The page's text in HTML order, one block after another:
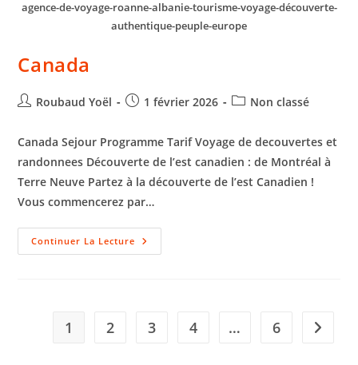
agence-de-voyage-roanne-albanie-tourisme-voyage-découverte-
authentique-peuple-europe
Canada
Roubaud Yoël 1 février 2026 Non classé
Canada Sejour Programme Tarif Voyage de decouvertes et
randonnees Découverte de l’est canadien : de Montréal à
Terre Neuve Partez à la découverte de l’est Canadien !
Vous commencerez par…
Continuer La Lecture
1 2 3 4 … 6